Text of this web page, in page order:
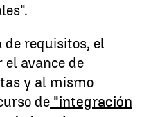
de requisitos, el
avance de
y al mismo
de "integración